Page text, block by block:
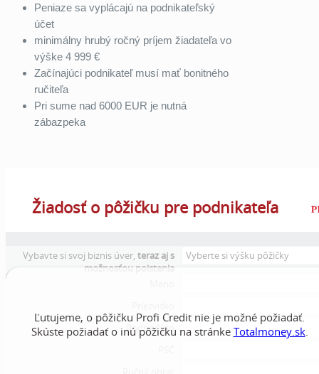
Peniaze sa vyplácajú na podnikateľský
účet
minimálny hrubý ročný príjem žiadateľa vo
výške 4 999 €
Začínajúci podnikateľ musí mať bonitného
ručiteľa
Pri sume nad 6000 EUR je nutná
zábazpeka